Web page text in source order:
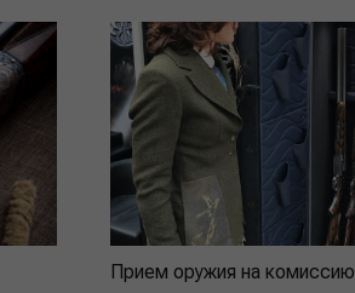
Прием оружия на комиссию